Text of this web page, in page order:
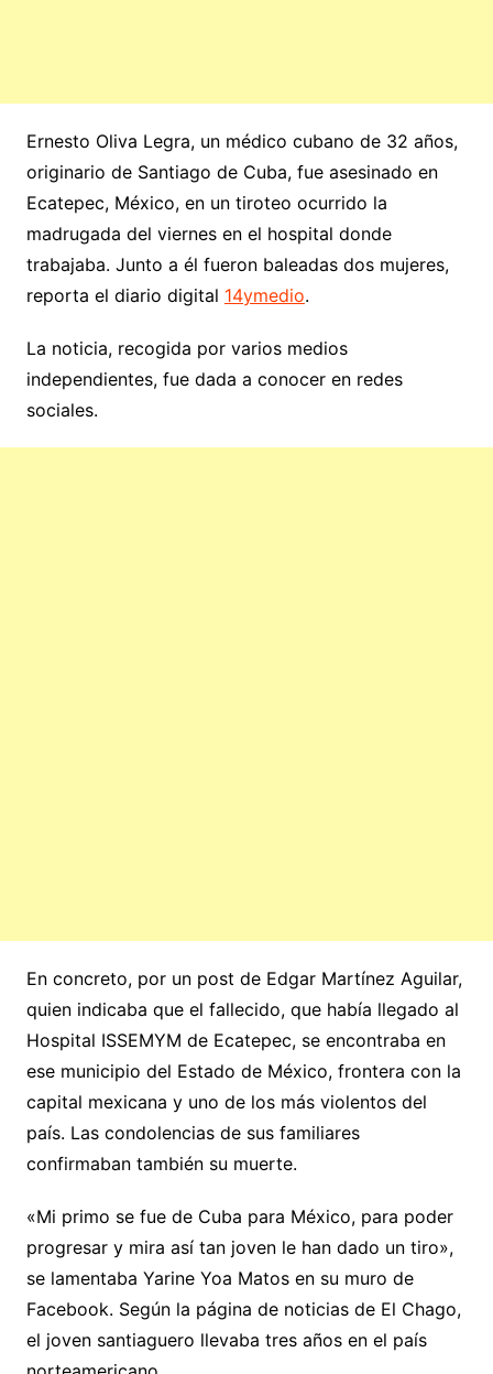
Ernesto Oliva Legra, un médico cubano de 32 años,
originario de Santiago de Cuba, fue asesinado en
Ecatepec, México, en un tiroteo ocurrido la
madrugada del viernes en el hospital donde
trabajaba. Junto a él fueron baleadas dos mujeres,
reporta el diario digital 14ymedio.
La noticia, recogida por varios medios
independientes, fue dada a conocer en redes
sociales.
En concreto, por un post de Edgar Martínez Aguilar,
quien indicaba que el fallecido, que había llegado al
Hospital ISSEMYM de Ecatepec, se encontraba en
ese municipio del Estado de México, frontera con la
capital mexicana y uno de los más violentos del
país. Las condolencias de sus familiares
confirmaban también su muerte.
«Mi primo se fue de Cuba para México, para poder
progresar y mira así tan joven le han dado un tiro»,
se lamentaba Yarine Yoa Matos en su muro de
Facebook. Según la página de noticias de El Chago,
el joven santiaguero llevaba tres años en el país